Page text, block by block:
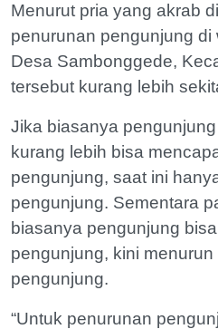
Menurut pria yang akrab
penurunan pengunjung
Desa Sambonggede,
tersebut kurang lebih
Jika biasanya
kurang lebih bisa
pengunjung, saat ini
pengunjung. Sementara
biasanya pengunjung
pengunjung, kini
pengunjung.
“Untuk penurunan